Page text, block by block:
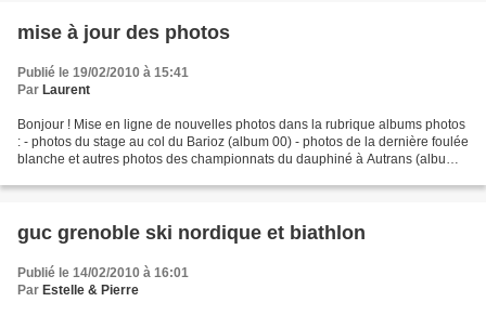
mise à jour des photos
Publié le 19/02/2010 à 15:41
Par Laurent
Bonjour ! Mise en ligne de nouvelles photos dans la rubrique albums photos
: - photos du stage au col du Barioz (album 00) - photos de la dernière foulée
blanche et autres photos des championnats du dauphiné à Autrans (album
guc grenoble ski nordique et biathlon
Publié le 14/02/2010 à 16:01
Par Estelle & Pierre